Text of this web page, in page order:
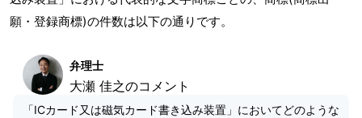
願・登録商標)の件数は以下の通りです。
弁理士
大瀬 佳之のコメント
「ICカード又は磁気カード書き込み装置」においてどのような